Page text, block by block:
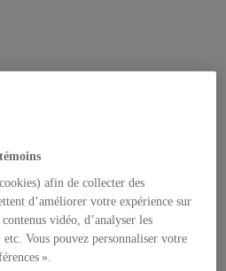
: petite collection
collection
les petits carnets
afin de collecter des
d’améliorer votre expérience sur
vidéo, d’analyser les
Vous pouvez personnaliser votre
».